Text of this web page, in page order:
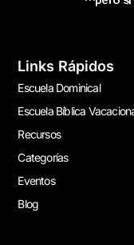
Links Rápidos
Escuela Dominical
Escuela Bíblica
Recursos
Categorías
Eventos
Blog